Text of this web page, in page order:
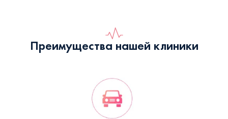
Преимущества нашей клиники